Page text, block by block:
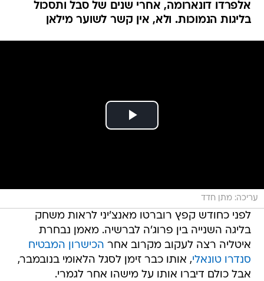
אלפרדו דונארומה, אחרי שנים של סבל ותסכול
בליגות הנמוכות. ולא, אין קשר לשוער מילאן
עריכה: מתן חדד
לפני כחודש קפץ רוברטו מאנצ'יני לראות משחק
בליגה השנייה בין פרוג'ה לברשיה. מאמן נבחרת
איטליה רצה לעקוב מקרוב אחר הכישרון המבטיח
סנדרו טונאלי, אותו כבר זימן לסגל הלאומי בנובמבר,
אבל כולם דיברו אותו על מישהו אחר לגמרי.